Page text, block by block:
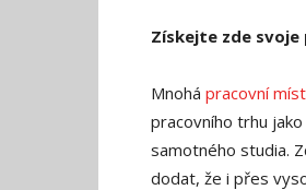
Získejte zde
Mnohá pracovní
pracovního trhu
samotného studia.
dodat, že i přes